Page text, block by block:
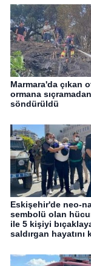
Marmara'da çıkan
ormana sıçramadan
söndürüldü
Eskişehir'de neo-
sembolü olan
ile 5 kişiyi
saldırgan hayatını